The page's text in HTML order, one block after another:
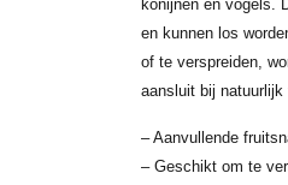
konijnen en vogels.
en kunnen los
of te verspreiden,
aansluit bij natuurlijk
– Aanvullende
– Geschikt om te